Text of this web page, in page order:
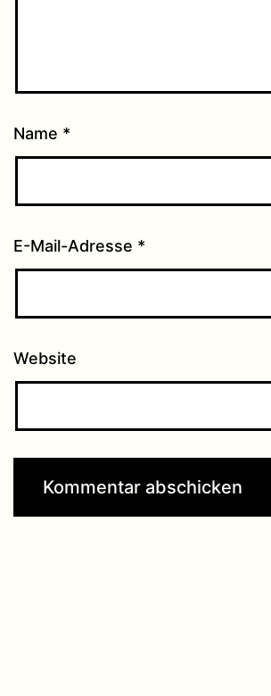
Name *
E-Mail-Adresse *
Website